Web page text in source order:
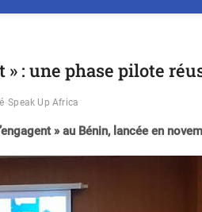
» : une phase pilote
Speak Up Africa
» au Bénin, lancée en